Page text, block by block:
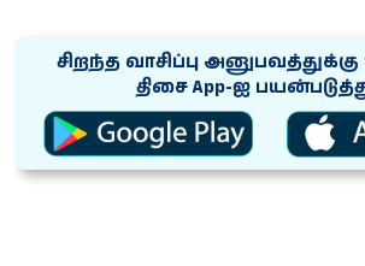
சிறந்த வாசிப்பு அனுபவத்துக்கு
திசை App-ஐ